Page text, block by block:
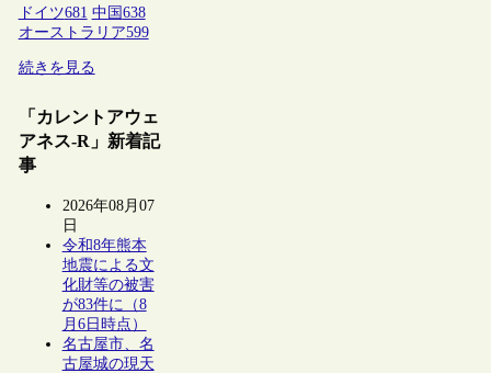
ドイツ681 中国 638
オーストラリア599
続きを見る
「カレントアウェ
アネス-R」新着記
事
2026年08月07
日
令和8年熊本
地震による文
化財等の被害
が83件に（8
月6日時点）
名古屋市、名
古屋城の現天